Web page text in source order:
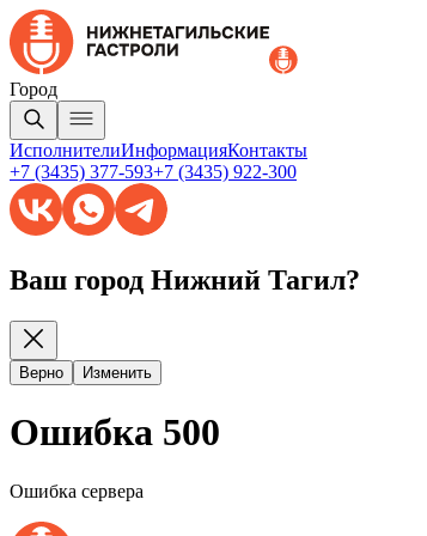
Город
ИсполнителиИнформацияКонтакты
+7 (3435) 377-593+7 (3435) 922-300
Ваш город Нижний Тагил?
Верно Изменить
Ошибка 500
Ошибка сервера